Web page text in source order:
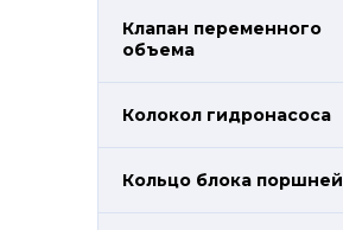
Клапан переменного
объема
Колокол гидронасоса
Кольцо блока поршней